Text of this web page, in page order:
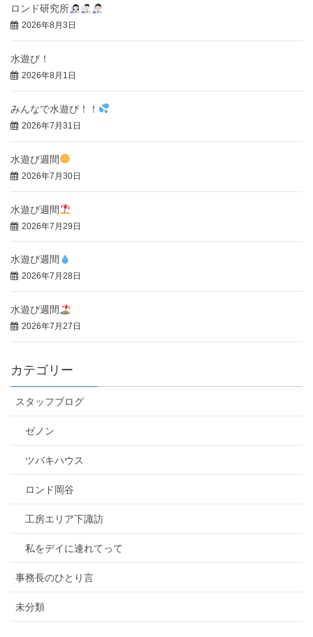
ロンド研究所
2026年8月3日
水遊び！
2026年8月1日
みんなで水遊び！！
2026年7月31日
水遊び週間
2026年7月30日
水遊び週間
2026年7月29日
水遊び週間
2026年7月28日
水遊び週間
2026年7月27日
カテゴリー
スタッフブログ
ゼノン
ツバキハウス
ロンド岡谷
工房エリア下諏訪
私をデイに連れてって
事務長のひとり言
未分類